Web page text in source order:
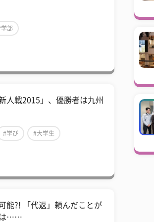
学部
人戦2015」、優勝者は九州
#学び #大学生
能?! 「代返」頼んだことが
は……